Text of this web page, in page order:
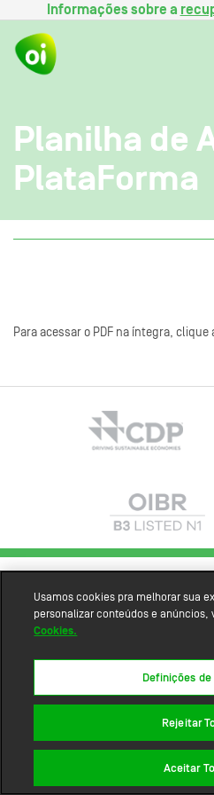
Informações sobre a
Planilha de
PlataForma
Para acessar o PDF na íntegra, clique
Usamos cookies pra melhorar sua
personalizar conteúdos e anúncios,
Cookies.
Definições
Rejeitar
Aceitar